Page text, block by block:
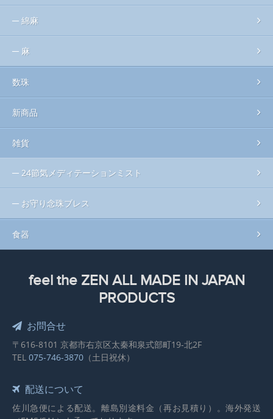
綿麻
麻
数珠
新商品
雑貨
24節気メディテーションミスト
お守り念珠ブレス
食器
feel the ZEN ALL MADE IN JAPAN
PRODUCTS
お問合せ
〒616-8101 京都市右京区太秦和泉式部町19-北2F
TEL 075-746-3870 （土日祝休）
配送について
佐川急便による配送。離島別途料金（再お見積り）。海外発送